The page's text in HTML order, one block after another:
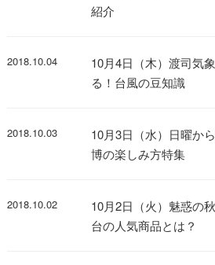
紹介
2018.10.04
10月4日（木）渡司気
る！台風の豆知識
2018.10.03
10月3日（水）日曜か
博の楽しみ方特集
2018.10.02
10月2日（火）魅惑の
台の人気商品とは？